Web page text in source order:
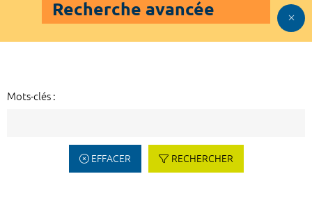
Recherche avancée
Mots-clés :
EFFACER RECHERCHER